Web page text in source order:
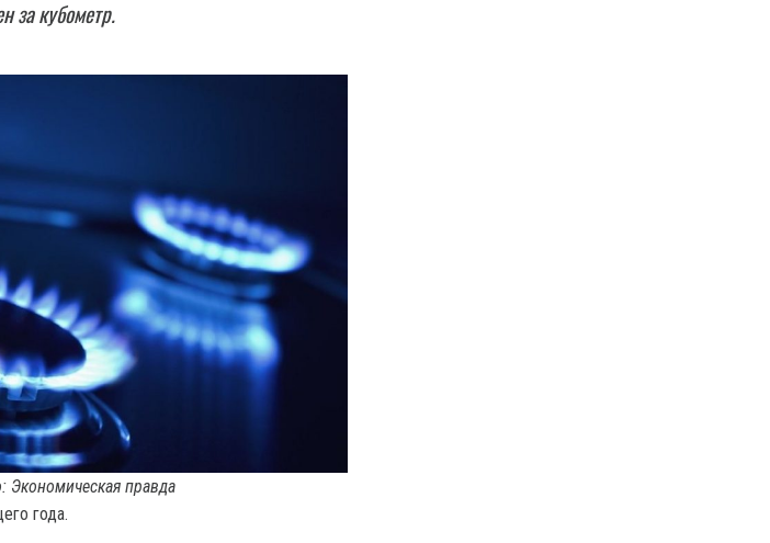
за кубометр.
Экономическая правда
года.